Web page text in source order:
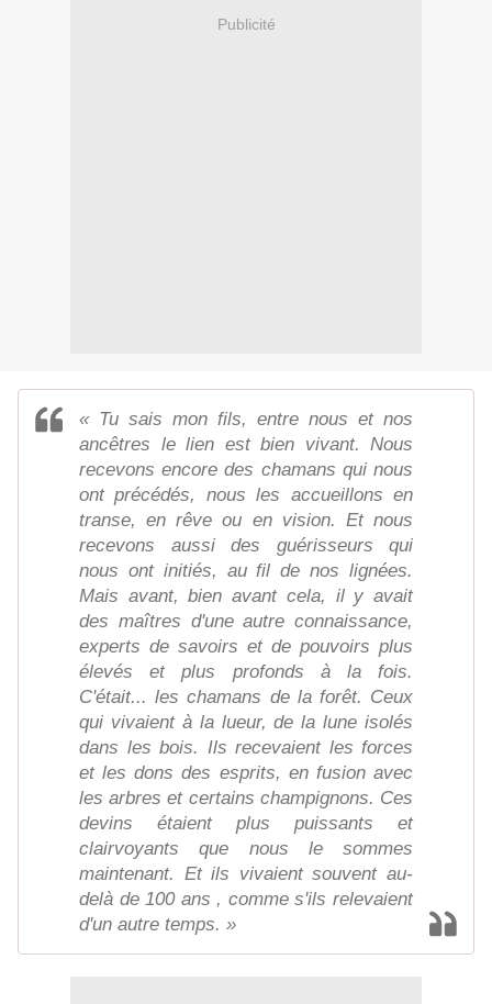
Publicité
« Tu sais mon fils, entre nous et nos
ancêtres le lien est bien vivant. Nous
recevons encore des chamans qui nous
ont précédés, nous les accueillons en
transe, en rêve ou en vision. Et nous
recevons aussi des guérisseurs qui
nous ont initiés, au fil de nos lignées.
Mais avant, bien avant cela, il y avait
des maîtres d'une autre connaissance,
experts de savoirs et de pouvoirs plus
élevés et plus profonds à la fois.
C'était... les chamans de la forêt. Ceux
qui vivaient à la lueur, de la lune isolés
dans les bois. Ils recevaient les forces
et les dons des esprits, en fusion avec
les arbres et certains champignons. Ces
devins étaient plus puissants et
clairvoyants que nous le sommes
maintenant. Et ils vivaient souvent au-
delà de 100 ans , comme s'ils relevaient
d'un autre temps. »